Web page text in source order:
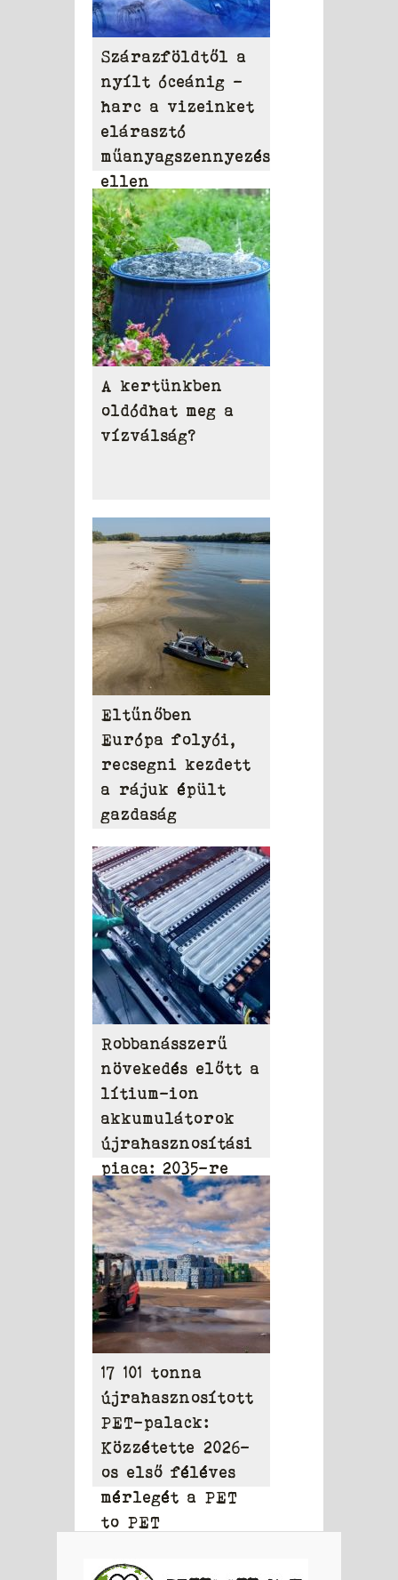
Szárazföldtől a
nyílt óceánig –
harc a vizeinket
elárasztó
műanyagszennyezés
ellen
A kertünkben
oldódhat meg a
vízválság?
Eltűnőben
Európa folyói,
recsegni kezdett
a rájuk épült
gazdaság
Robbanásszerű
növekedés előtt a
lítium-ion
akkumulátorok
újrahasznosítási
piaca: 2035-re
elérheti a 31,95
milliárd dollárt
17 101 tonna
újrahasznosított
PET-palack:
Közzétette 2026-
os első féléves
mérlegét a PET
to PET